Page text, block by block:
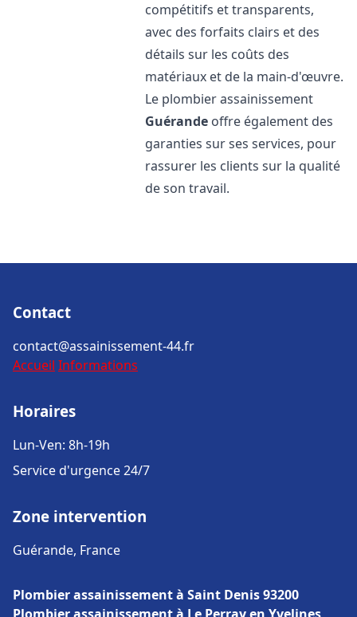
compétitifs et transparents,
avec des forfaits clairs et des
détails sur les coûts des
matériaux et de la main-d'œuvre.
Le plombier assainissement
Guérande offre également des
garanties sur ses services, pour
rassurer les clients sur la qualité
de son travail.
Contact
contact@assainissement-44.fr
Accueil Informations
Horaires
Lun-Ven: 8h-19h
Service d'urgence 24/7
Zone intervention
Guérande, France
Plombier assainissement à Saint Denis 93200